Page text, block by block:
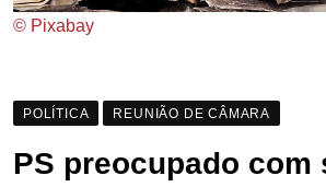
© Pixabay
POLÍTICA REUNIÃO DE CÂMARA
PS preocupado com